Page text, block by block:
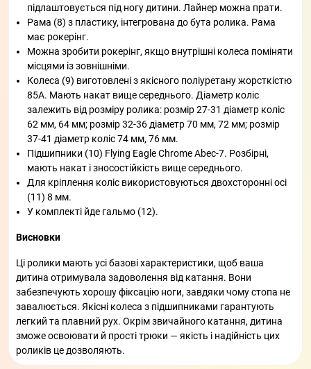
підлаштовується під ногу дитини. Лайнер можна прати.
Рама (8) з пластику, інтегрована до бута ролика. Рама
має рокерінг.
Можна зробити рокерінг, якщо внутрішні колеса поміняти
місцями із зовнішніми.
Колеса (9) виготовлені з якісного поліуретану жорсткістю
85А. Мають накат вище середнього. Діаметр коліс
залежить від розміру ролика: розмір 27-31 діаметр коліс
62 мм, 64 мм; розмір 32-36 діаметр 70 мм, 72 мм; розмір
37-41 діаметр коліс 74 мм, 76 мм.
Підшипники (10) Flying Eagle Chrome Abec-7. Розбірні,
мають накат і зносостійкість вище середнього.
Для кріплення коліс використовуються двохсторонні осі
(11) 8 мм.
У комплекті йде гальмо (12).
Висновки
Ці ролики мають усі базові характеристики, щоб ваша
дитина отримувала задоволення від катання. Вони
забезпечують хорошу фіксацію ноги, завдяки чому стопа не
завалюється. Якісні колеса з підшипниками гарантують
легкий та плавний рух. Окрім звичайного катання, дитина
зможе освоювати й прості трюки — якість і надійність цих
роликів це дозволяють.